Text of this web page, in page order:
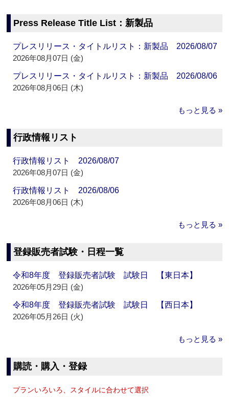
Press Release Title List：新製品
プレスリリース・タイトルリスト：新製品 2026/08/07
2026年08月07日 (金)
プレスリリース・タイトルリスト：新製品 2026/08/06
2026年08月06日 (木)
もっと見る »
行政情報リスト
行政情報リスト 2026/08/07
2026年08月07日 (金)
行政情報リスト 2026/08/06
2026年08月06日 (木)
もっと見る »
登録販売者試験・日程一覧
令和8年度 登録販売者試験 試験日 【東日本】
2026年05月29日 (金)
令和8年度 登録販売者試験 試験日 【西日本】
2026年05月26日 (火)
もっと見る »
購読・購入・登録
プランいろいろ、スタイルに合わせて選択